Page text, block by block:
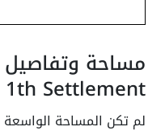
Settlement
لم تكن المساحة